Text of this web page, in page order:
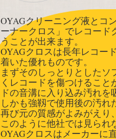
OYAGクリーニング液とコ
ーナークロス」でレコード
うことが出来ます。
OYAGクロスは長年レコー
着いた優れものです。
まずそのしっとりとした
くレコードを傷つけるこ
ドの音溝に入り込み汚れを
しかも強靱で使用後の汚
再び元の質感がよみがえり
このように他社では見られ
OYAGクロスはメーカーに